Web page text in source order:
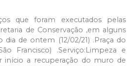
que foram executados pelas
de Conservação ,em alguns
dia de ontem (12/02/21) .Praça do
Francisco) .Serviço:Limpeza e
início a recuperação do muro de